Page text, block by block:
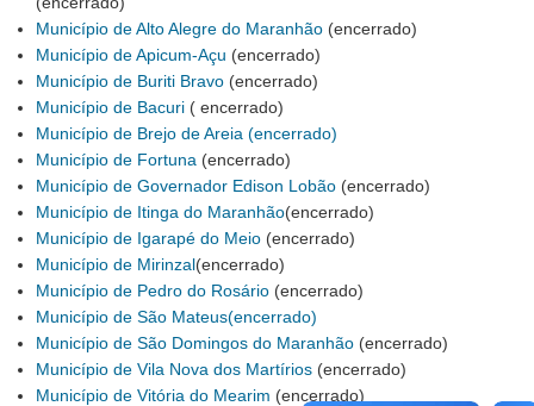
Município de Alto Alegre do Maranhão (encerrado)
Município de Apicum-Açu (encerrado)
Município de Buriti Bravo (encerrado)
Município de Bacuri ( encerrado)
Município de Brejo de Areia (encerrado)
Município de Fortuna (encerrado)
Município de Governador Edison Lobão (encerrado)
Município de Itinga do Maranhão(encerrado)
Município de Igarapé do Meio (encerrado)
Município de Mirinzal(encerrado)
Município de Pedro do Rosário (encerrado)
Município de São Mateus(encerrado)
Município de São Domingos do Maranhão (encerrado)
Município de Vila Nova dos Martírios (encerrado)
Município de Vitória do Mearim (encerrado)